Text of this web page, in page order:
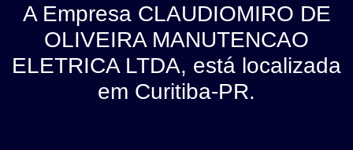
A Empresa CLAUDIOMIRO DE
OLIVEIRA MANUTENCAO
ELETRICA LTDA, está localizada
em Curitiba-PR.